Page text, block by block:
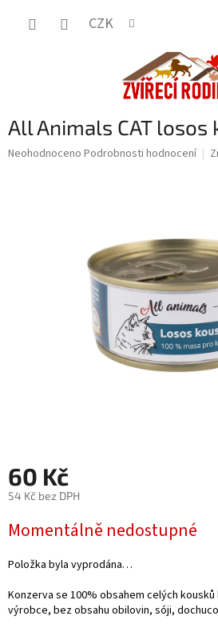
CZK
All Animals CAT losos
Průměrné
Neohodnoceno Podrobnosti hodnocení
60 Kč
54 Kč bez DPH
cena:
Momentálně nedostupné
Položka byla vyprodána…
Konzerva se 100% obsahem celých
výrobce, bez obsahu obilovin, sóji,